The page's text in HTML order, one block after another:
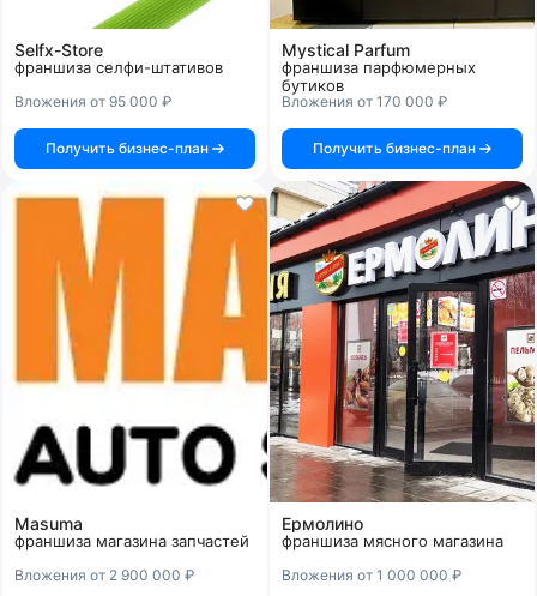
Selfx-Store
франшиза селфи-штативов
Вложения от 95 000 ₽
Получить бизнес-план
Mystical Parfum
франшиза парфюмерных
бутиков
Вложения от 170 000 ₽
Получить бизнес-план
Masuma
франшиза магазина запчастей
Вложения от 2 900 000 ₽
Ермолино
франшиза мясного магазина
Вложения от 1 000 000 ₽